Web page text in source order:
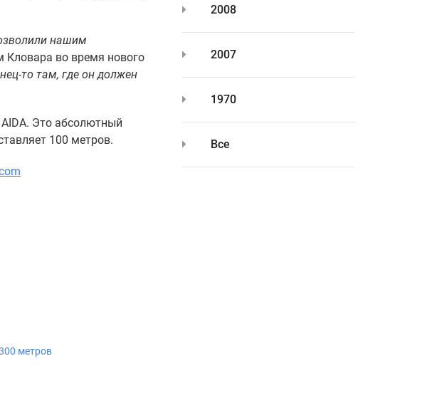
нашим
Кловара во время нового
то там, где он должен
Это абсолютный
100 метров.
метров
2008
2007
1970
Все